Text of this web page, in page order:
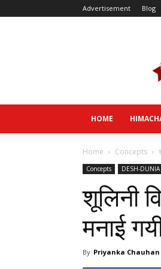
Advertisement Blog
HOME
Home Concepts
Concepts DESH-DUNIA
शूलिनी
मनाई
By Priyanka Chauhan